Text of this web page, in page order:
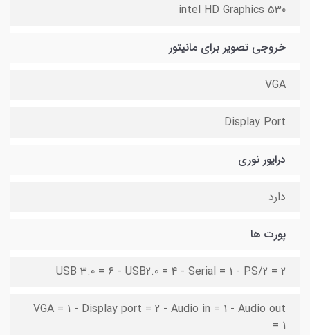
intel HD Graphics 530
خروجی تصویر برای مانیتور
VGA
Display Port
درایور نوری
دارد
پورت ها
USB 3.0 = 6 - USB2.0 = 4 - Serial = 1 - PS/2 = 2
VGA = 1 - Display port = 2 - Audio in = 1 - Audio out
= 1